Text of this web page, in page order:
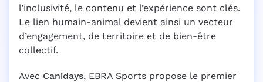
l’inclusivité, le contenu et l’expérience sont clés.
Le lien humain-animal devient ainsi un vecteur
d’engagement, de territoire et de bien-être
collectif.
Avec Canidays, EBRA Sports propose le premier